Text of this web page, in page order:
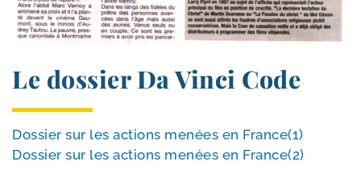
Le dossier Da Vinci Code
Dossier sur les actions menées en France(1)
Dossier sur les actions menées en France(2)